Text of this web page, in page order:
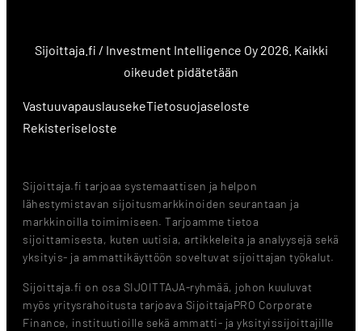
Sijoittaja.fi / Investment Intelligence Oy 2026. Kaikki
oikeudet pidätetään
VastuuvapauslausekeTietosuojaseloste
Rekisteriseloste
Sijoittaja.fi tarjoaa systemaattisen ja helpon
lähestymistavan sijoitusmarkkinoiden seurantaan ja
markkinoilla toimimiseen. Tarjoamme tietoa
sijoittamisesta, kuten uutisia, artikkeleita ja analyysejä sekä
yksityis- ja ammattikäyttöön soveltuvat sijoittajan työkalut.
Sijoittaja.fi on osa SIJOITTAJA-ryhmää, johon kuuluvat
myös yritysrahoitusta tarjoava SijoittajaPRO Corporate
Finance, instituutioille sekä ammatti- ja yksityissijoittajille